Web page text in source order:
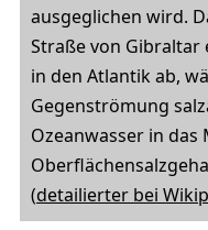
ausgeglichen wird.
Straße von
in den Atlantik ab,
Gegenströmung
Ozeanwasser in
(detailierter bei